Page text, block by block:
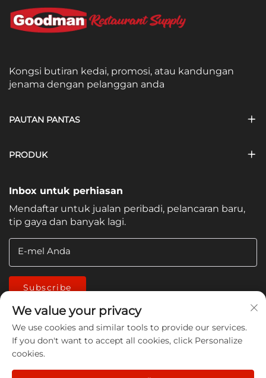
Kongsi butiran kedai, promosi, atau kandungan
jenama dengan pelanggan anda
PAUTAN PANTAS
PRODUK
Inbox untuk perhiasan
Mendaftar untuk jualan peribadi, pelancaran baru,
tip gaya dan banyak lagi.
E-mel Anda
Subscribe
We value your privacy
We use cookies and similar tools to provide our services.
If you don't want to accept all cookies, click Personalize
cookies.